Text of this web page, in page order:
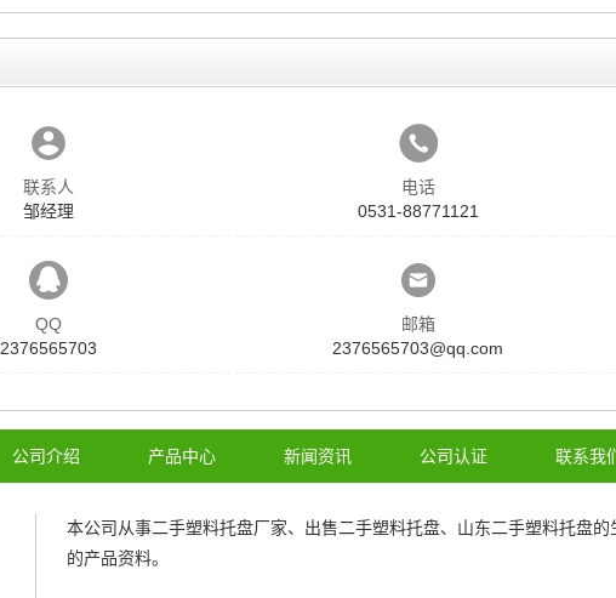
联系人
邹经理
电话
0531-88771121
QQ
2376565703
邮箱
2376565703@qq.com
公司介绍 产品中心 新闻资讯 公司认证 联系我
本公司从事二手塑料托盘厂家、 出售二手塑料托盘、 山东二手塑料托盘的
的产品资料。